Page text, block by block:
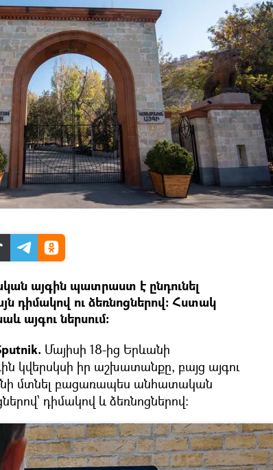
այգին պատրաստ է ընդունել
դիմակով ու ձեռնոցներով: Հստակ
այգու ներսում։
Մայիսի 18-ից Երևանի
կվերսկսի իր աշխատանքը, բայց այգու
մտնել բացառապես անհատական
դիմակով և ձեռնոցներով։